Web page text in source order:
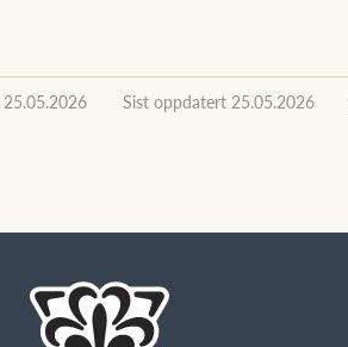
25.05.2026 Sist oppdatert 25.05.2026